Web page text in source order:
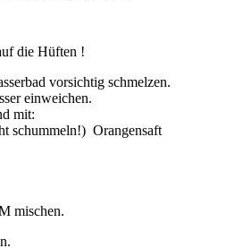
die Hüften !
vorsichtig schmelzen.
einweichen.
mit:
schummeln!) Orangensaft
mischen.